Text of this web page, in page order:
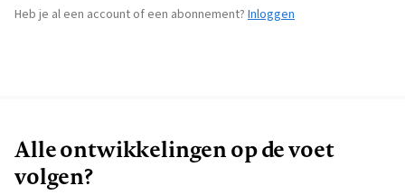
Heb je al een account of een abonnement? Inloggen
Alle ontwikkelingen op de voet
volgen?